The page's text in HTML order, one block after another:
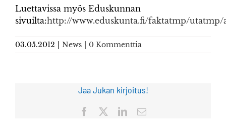
Luettavissa myös Eduskunnan
sivuilta:http://www.eduskunta.fi/faktatmp/
03.05.2012 News 0 Kommenttia
Jaa Jukan kirjoitus!
Facebook LinkedInSähköposti